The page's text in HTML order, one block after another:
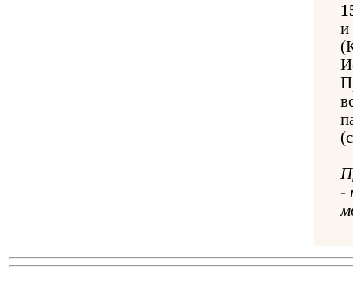
и
-